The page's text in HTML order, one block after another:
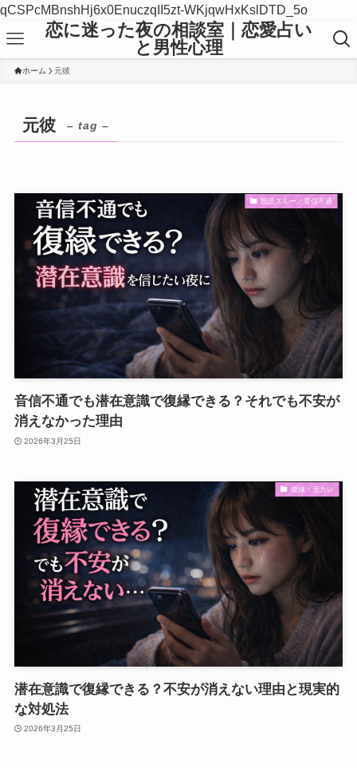
qCSPcMBnshHj6x0EnuczqII5zt-WKjqwHxKslDTD_5o
恋に迷った夜の相談室｜恋愛占い
と男性心理
ホーム 元彼
元彼 – tag –
既読スルー／音信不通
音信不通でも潜在意識で復縁できる？それでも不安が
消えなかった理由
2026年3月25日
復縁・元カレ
潜在意識で復縁できる？不安が消えない理由と現実的
な対処法
2026年3月25日